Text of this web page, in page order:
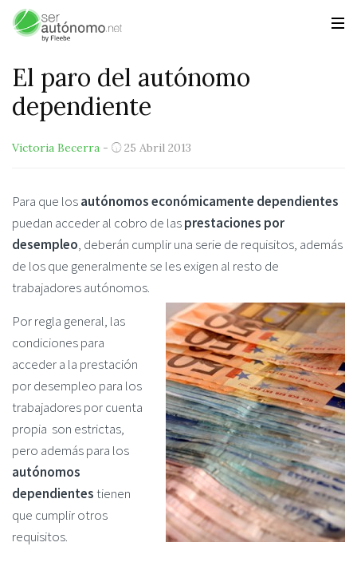
El paro del autónomo
dependiente
Victoria Becerra - 25 Abril 2013
Para que losautónomos económicamente dependientes
puedan acceder al cobro de lasprestaciones por
desempleo, deberán cumplir una serie de requisitos, además
de los que generalmente se les exigen al resto de
trabajadores autónomos.
Por regla general, las
condiciones para
acceder a la prestación
por desempleo para los
trabajadores por cuenta
propia son estrictas,
pero además para los
autónomos
dependientestienen
que cumplir otros
requisitos.